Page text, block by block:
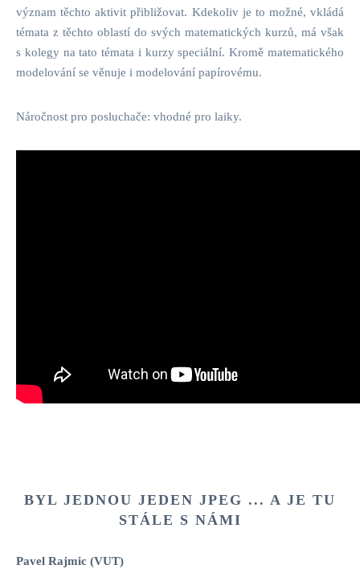
význam těchto aktivit přibližovat. Kdekoliv je to možné, vkládá
témata z těchto oblastí do svých matematických kurzů, má však
s kolegy na tato témata i kurzy speciální. Kromě matematického
modelování se věnuje i modelování papírovému.
Náročnost pro posluchače: vhodné pro laiky.
BYL JEDNOU JEDEN JPEG ... A JE TU
STÁLE S NÁMI
Pavel Rajmic (VUT)